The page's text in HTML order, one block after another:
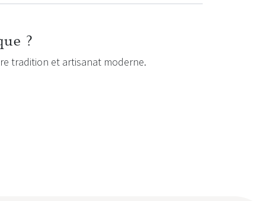
?
tradition et artisanat moderne.